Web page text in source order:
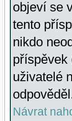
objeví se
tento
nikdo
příspěvek
uživatelé
Návrat